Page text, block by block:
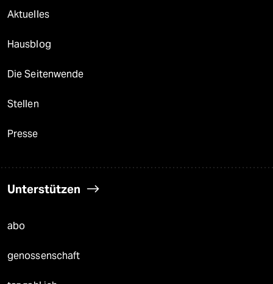
Aktuelles
Hausblog
Die Seitenwende
Stellen
Presse
Unterstützen
abo
genossenschaft